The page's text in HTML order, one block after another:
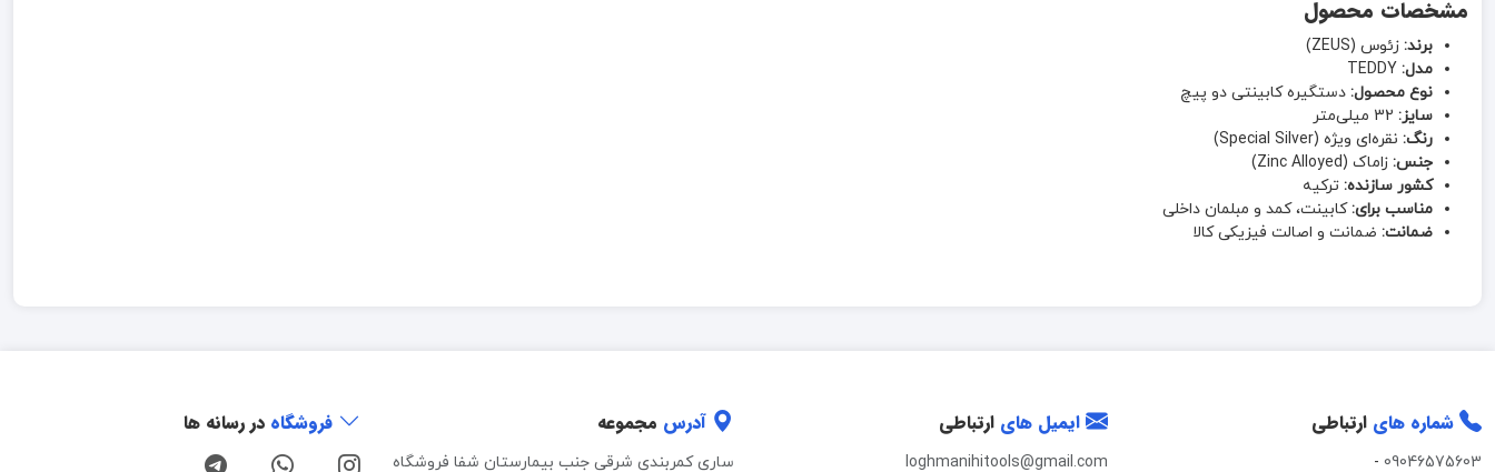
مشخصات محصول
برند: زئوس (ZEUS)
مدل:
نوع محصول: دستگیره کابینتی دو پیچ
سایز:
رنگ: نقره‌ای ویژه (Special Silver)
جنس: زاماک (Zinc Alloyed)
کشور سازنده: ترکیه
مناسب برای: کابینت، کمد و مبلمان داخلی
ضمانت: ضمانت و اصالت فیزیکی کالا
شماره های ارتباطی
09046575603
-
ایمیل های ارتباطی
loghmanihitools@gmail.com
آدرس مجموعه
ساری کمربندی شرقی جنب بیمارستان شفا فروشگاه
فروشگاه در رسانه ها